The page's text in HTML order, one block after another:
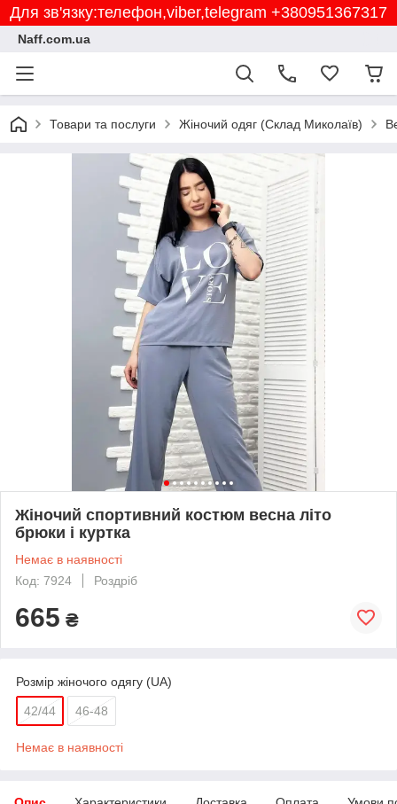
Для зв'язку:телефон,viber,telegram +380951367317
Naff.com.ua
Товари та послуги Жіночий одяг (Склад Миколаїв)
Жіночий спортивний костюм весна літо
брюки і куртка
Немає в наявності
Код: 7924
Роздріб
665 ₴
Розмір жіночого одягу (UA)
42/44 46-48
Немає в наявності